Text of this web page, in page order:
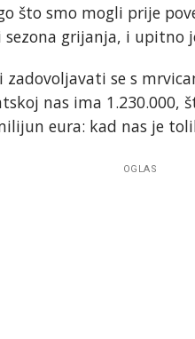
što smo mogli prije
grijanja, i upitno
se s
nas ima 1.230.000,
eura: kad nas je
OGLAS